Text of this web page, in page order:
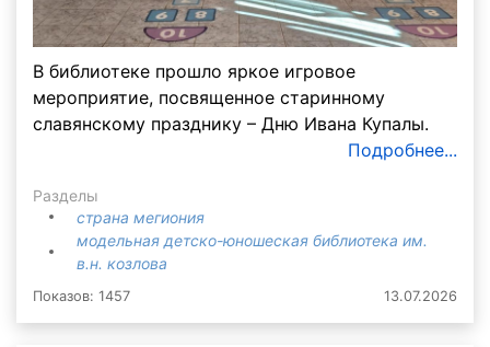
В библиотеке прошло яркое игровое
мероприятие, посвященное старинному
славянскому празднику – Дню Ивана Купалы.
Подробнее...
Разделы
страна мегиония
модельная детско-юношеская библиотека им.
в.н. козлова
Показов: 1457 13.07.2026